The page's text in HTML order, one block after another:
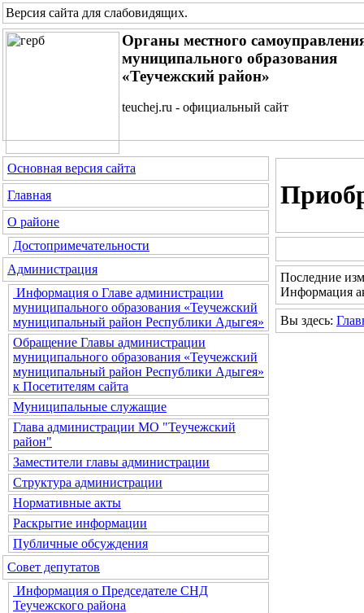
Версия сайта для слабовидящих.
Органы местного
муниципального образования
«Теучежский район»
teuchej.ru - официальный сайт
Основная версия сайта
Главная
О районе
Достопримечательности
Администрация
Информация о Главе администрации
муниципального образования «Теучежский
муниципальный район Республики Адыгея»
Обращение Главы администрации
муниципального образования «Теучежский
муниципальный район Республики Адыгея»
к Посетителям сайта
Муниципальные служащие
Глава администрации МО "Теучежский
район"
Заместители главы администрации
Структура администрации
Нормативные акты
Раскрытие информации
Публичные обсуждения
Совет депутатов
Информация о Председателе СНД
Теучежского района
Последние
Информация
Вы здесь: